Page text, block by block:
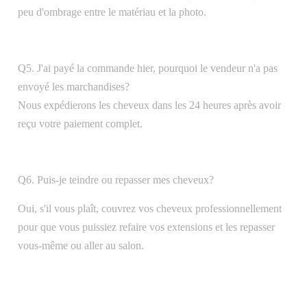
peu d'ombrage entre le matériau et la photo.
Q5. J'ai payé la commande hier, pourquoi le vendeur n'a pas
envoyé les marchandises?
Nous expédierons les cheveux dans les 24 heures après avoir
reçu votre paiement complet.
Q6. Puis-je teindre ou repasser mes cheveux?
Oui, s'il vous plaît, couvrez vos cheveux professionnellement
pour que vous puissiez refaire vos extensions et les repasser
vous-même ou aller au salon.